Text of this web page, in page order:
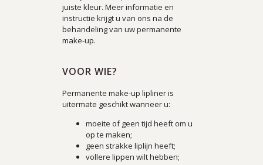
juiste kleur. Meer informatie en
instructie krijgt u van ons na de
behandeling van uw permanente
make-up.
VOOR WIE?
Permanente make-up lipliner is
uitermate geschikt wanneer u:
moeite of geen tijd heeft om u
op te maken;
geen strakke liplijn heeft;
vollere lippen wilt hebben;